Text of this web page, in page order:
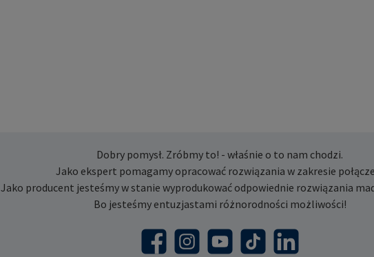
Dobry pomysł. Zróbmy to! - właśnie o to nam chodzi.
Jako ekspert pomagamy opracować rozwiązania w zakresie
Jako producent jesteśmy w stanie wyprodukować odpowiednie rozwiązania
Bo jesteśmy entuzjastami różnorodności możliwości!
FacebookInstagramYouTubeTikTok LinkedIn